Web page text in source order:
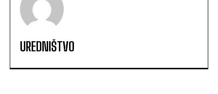
UREDNIŠTVO